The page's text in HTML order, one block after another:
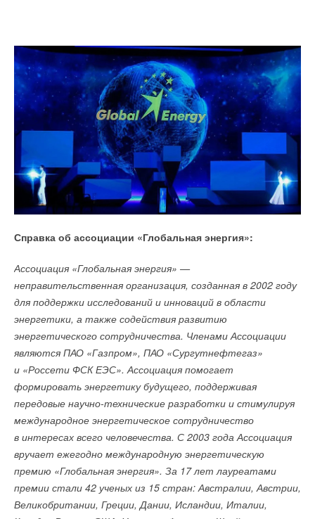
Справка об ассоциации «Глобальная энергия»:
Ассоциация «Глобальная энергия» —
неправительственная организация, созданная в 2002 году
для поддержки исследований и инноваций в области
энергетики, а также содействия развитию
энергетического сотрудничества. Членами Ассоциации
являются ПАО «Газпром», ПАО «Сургутнефтегаз»
и «Россети ФСК ЕЭС». Ассоциация помогает
формировать энергетику будущего, поддерживая
передовые научно-технические разработки и стимулируя
международное энергетическое сотрудничество
в интересах всего человечества. С 2003 года Ассоциация
вручает ежегодно международную энергетическую
премию «Глобальная энергия». За 17 лет лауреатами
премии стали 42 ученых из 15 стран: Австралии, Австрии,
Великобритании, Греции, Дании, Исландии, Италии,